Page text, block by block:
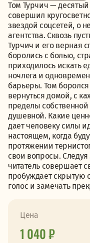
Том Турчич —
совершил
звездой соцсетей, о
агентства. Сквозь
Турчич и его верная
боролись с болью,
приходилось искать
ночлега и
барьеры. Том
вернуться домой, с
пределы
душевной. Какие
дает человеку силы
настоящем, когда
протяжении
свои вопросы.
читатель совершает
пробуждает скрытую
голос и замечать
Цена
1 040 ₽